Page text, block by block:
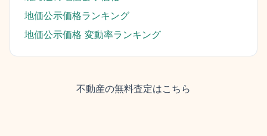
地価公示価格ランキング
地価公示価格 変動率ランキング
不動産の無料査定はこちら